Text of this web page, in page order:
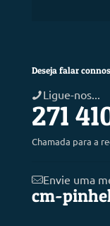
Deseja falar
Ligue-nos...
271
Chamada para a
Envie uma
cm-